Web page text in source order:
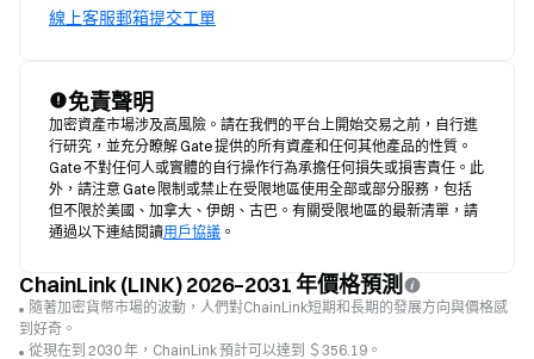
線上客服郵箱提交工單
免責聲明
加密資產市場涉及高風險。請在我們的平台上開始交易之前，自行進
行研究，並充分瞭解 Gate 提供的所有資產和任何其他產品的性質。
Gate 不對任何人或實體的自行操作行為承擔任何損失或損害責任。此
外，請注意 Gate 限制或禁止在受限地區使用全部或部分服務，包括
但不限於美國、加拿大、伊朗、古巴。有關受限地區的最新清單，請
通過以下連結閱讀用戶協議 。
ChainLink (LINK) 2026–2031 年價格預測
隨著加密貨幣市場的波動，人們對ChainLink短期和長期的發展方向與價格感
到好奇。
從現在到 2030 年，ChainLink 預計可以達到 ＄356.19。